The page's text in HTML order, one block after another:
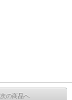
次の商品へ